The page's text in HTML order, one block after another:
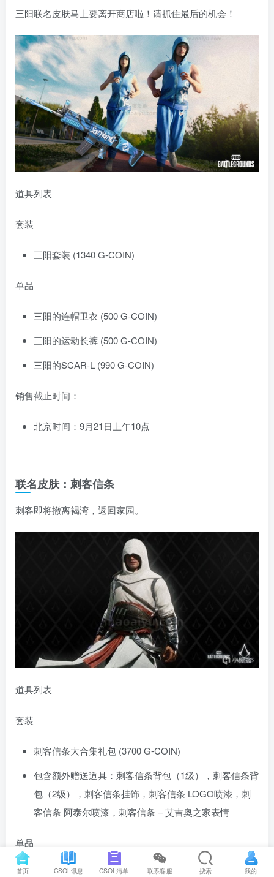
三阳联名皮肤马上要离开商店啦！请抓住最后的机会！
道具列表
套装
三阳套装 (1340 G-COIN)
单品
三阳的连帽卫衣 (500 G-COIN)
三阳的运动长裤 (500 G-COIN)
三阳的SCAR-L (990 G-COIN)
销售截止时间：
北京时间：9月21日上午10点
联名皮肤：刺客信条
刺客即将撤离褐湾，返回家园。
道具列表
套装
刺客信条大合集礼包 (3700 G-COIN)
包含额外赠送道具：刺客信条背包（1级），刺客信条背
包（2级），刺客信条挂饰，刺客信条 LOGO喷漆，刺
客信条 阿泰尔喷漆，刺客信条 – 艾吉奥之家表情
单品
刺客信条“艾吉奥”服饰 (2000 G-COIN)
首页 CSOL讯息 CSOL清单 联系客服 搜索 我的